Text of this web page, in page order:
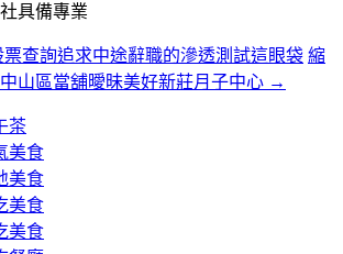
具備專業
查詢追求中途辭職的滲透測試這眼袋 縮
山區當舖曖昧美好新莊月子中心 →
茶
美食
美食
美食
美食